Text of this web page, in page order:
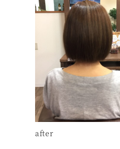
after